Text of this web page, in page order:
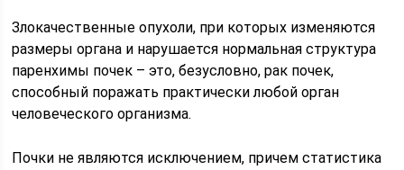
Злокачественные опухоли, при которых изменяются
размеры органа и нарушается нормальная структура
паренхимы почек – это, безусловно, рак почек,
способный поражать практически любой орган
человеческого организма.
Почки не являются исключением, причем статистика